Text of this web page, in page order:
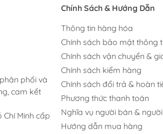
phối và
cam kết
Minh cấp
Chính Sách & Hướng Dẫn
Thông tin hàng hóa
Chính sách bảo mật thông
Chính sách vận chuyển &
Chính sách kiểm hàng
Chính sách đổi trả & hoàn
Phương thức thanh toán
Nghĩa vụ người bán &
Hướng dẫn mua hàng